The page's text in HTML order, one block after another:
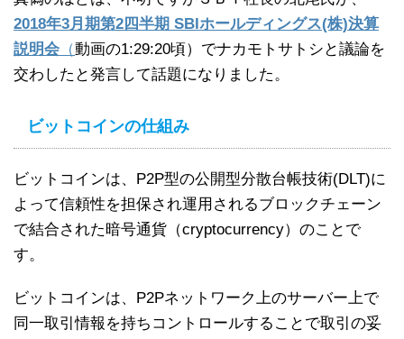
2018年3月期第2四半期 SBIホールディングス(株)決算
説明会 （動画の1:29:20頃）でナカモトサトシと議論を
交わしたと発言して話題になりました。
ビットコインの仕組み
ビットコインは、P2P型の公開型分散台帳技術(DLT)に
よって信頼性を担保され運用されるブロックチェーン
で結合された暗号通貨（cryptocurrency）のことで
す。
ビットコインは、P2Pネットワーク上のサーバー上で
同一取引情報を持ちコントロールすることで取引の妥